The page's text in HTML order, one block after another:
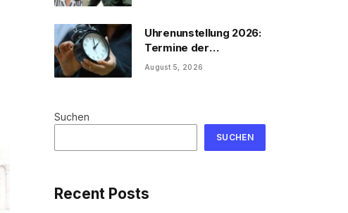
Uhrenunstellung 2026:
Termine der
Uhrenumstellung
August 5, 2026
Suchen
SUCHEN
Recent Posts